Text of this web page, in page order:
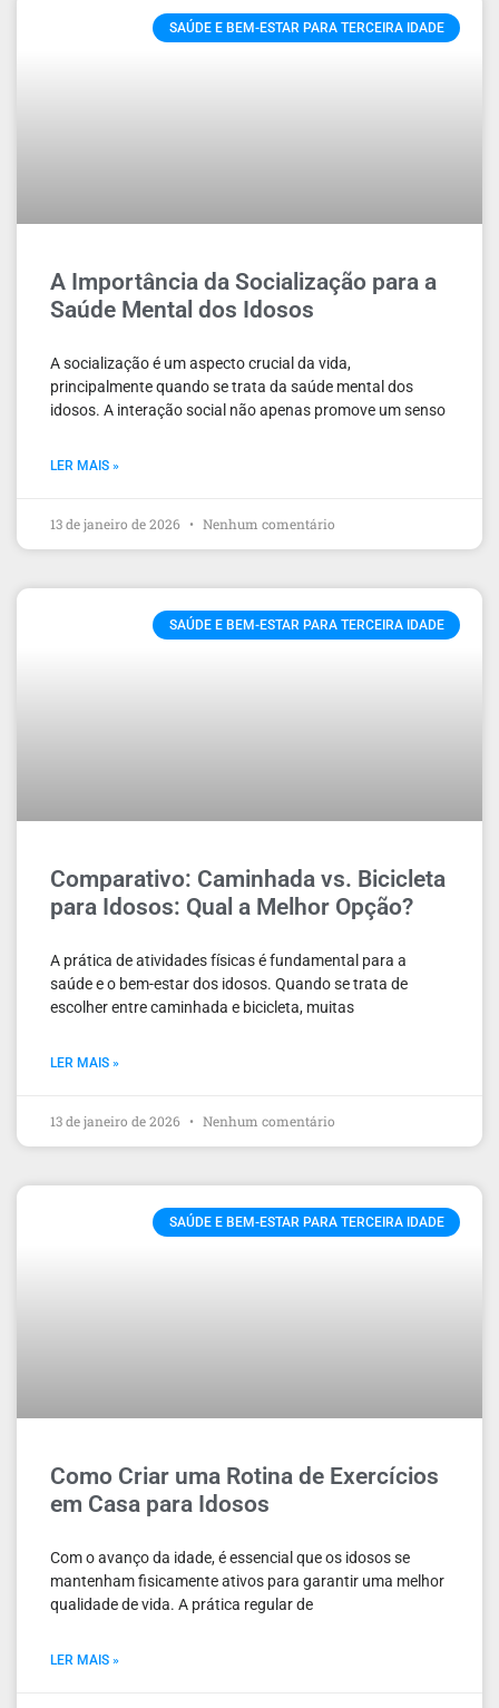
SAÚDE E BEM-ESTAR PARA TERCEIRA IDADE
A Importância da Socialização para a
Saúde Mental dos Idosos
A socialização é um aspecto crucial da vida,
principalmente quando se trata da saúde mental dos
idosos. A interação social não apenas promove um senso
LER MAIS »
13 de janeiro de 2026 Nenhum comentário
SAÚDE E BEM-ESTAR PARA TERCEIRA IDADE
Comparativo: Caminhada vs. Bicicleta
para Idosos: Qual a Melhor Opção?
A prática de atividades físicas é fundamental para a
saúde e o bem-estar dos idosos. Quando se trata de
escolher entre caminhada e bicicleta, muitas
LER MAIS »
13 de janeiro de 2026 Nenhum comentário
SAÚDE E BEM-ESTAR PARA TERCEIRA IDADE
Como Criar uma Rotina de Exercícios
em Casa para Idosos
Com o avanço da idade, é essencial que os idosos se
mantenham fisicamente ativos para garantir uma melhor
qualidade de vida. A prática regular de
LER MAIS »